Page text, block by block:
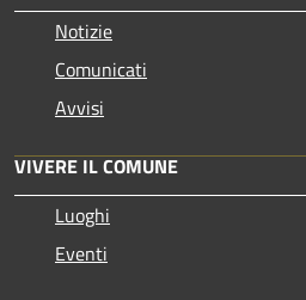
Notizie
Comunicati
Avvisi
VIVERE IL COMUNE
Luoghi
Eventi